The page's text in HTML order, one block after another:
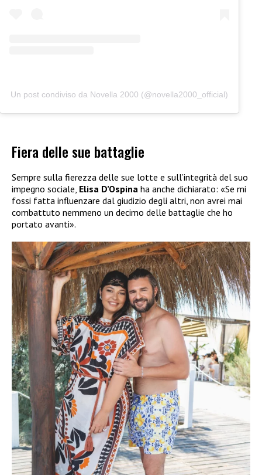
Un post condiviso da Novella 2000 (@novella2000_official)
Fiera delle sue battaglie
Sempre sulla fierezza delle sue lotte e sull’integrità del suo
impegno sociale, Elisa D’Ospina ha anche dichiarato: «Se mi
fossi fatta influenzare dal giudizio degli altri, non avrei mai
combattuto nemmeno un decimo delle battaglie che ho
portato avanti».